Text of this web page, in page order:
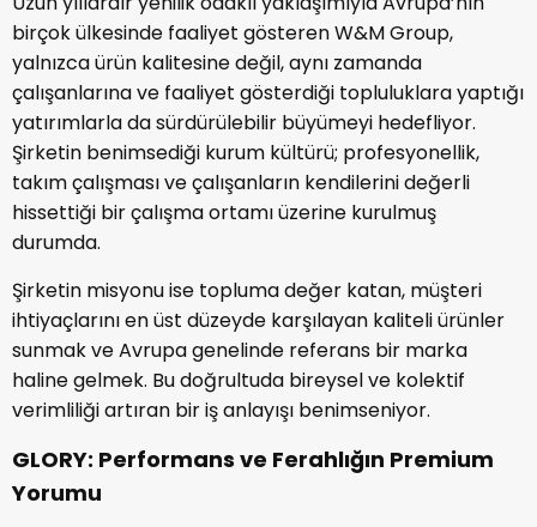
birçok ülkesinde faaliyet gösteren W&M Group,
yalnızca ürün kalitesine değil, aynı zamanda
çalışanlarına ve faaliyet gösterdiği topluluklara yaptığı
yatırımlarla da sürdürülebilir büyümeyi hedefliyor.
Şirketin benimsediği kurum kültürü; profesyonellik,
takım çalışması ve çalışanların kendilerini değerli
hissettiği bir çalışma ortamı üzerine kurulmuş
durumda.
Şirketin misyonu ise topluma değer katan, müşteri
ihtiyaçlarını en üst düzeyde karşılayan kaliteli ürünler
sunmak ve Avrupa genelinde referans bir marka
haline gelmek. Bu doğrultuda bireysel ve kolektif
verimliliği artıran bir iş anlayışı benimseniyor.
GLORY: Performans ve Ferahlığın Premium
Yorumu